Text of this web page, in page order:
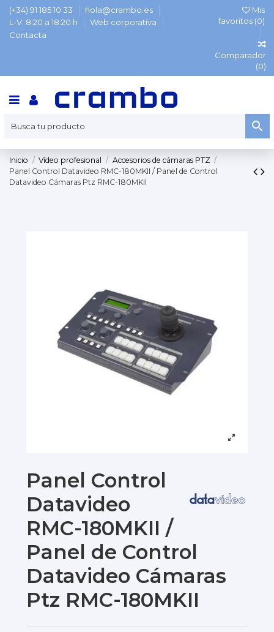
(+34) 91 185 10 33
hola@crambo.es
L-V: 8:20 a 18:20 h
Web corporativa
Contacta
Mis
favoritos (0)
Comparador
(0)
Inicio Vídeo profesional
Accesorios de cámaras PTZ
Panel Control Datavideo RMC-180MKII / Panel de Control
Datavideo Cámaras Ptz RMC-180MKII
Panel Control
Datavideo
RMC-180MKII /
Panel de Control
Datavideo Cámaras
Ptz RMC-180MKII